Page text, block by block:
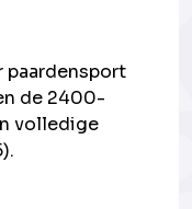
de 2400-
volledige